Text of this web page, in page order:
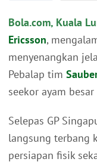
Bola.com, Kuala
Ericsson,
menyenangkan
Pebalap tim
seekor ayam
Selepas GP
langsung terbang
persiapan fisik